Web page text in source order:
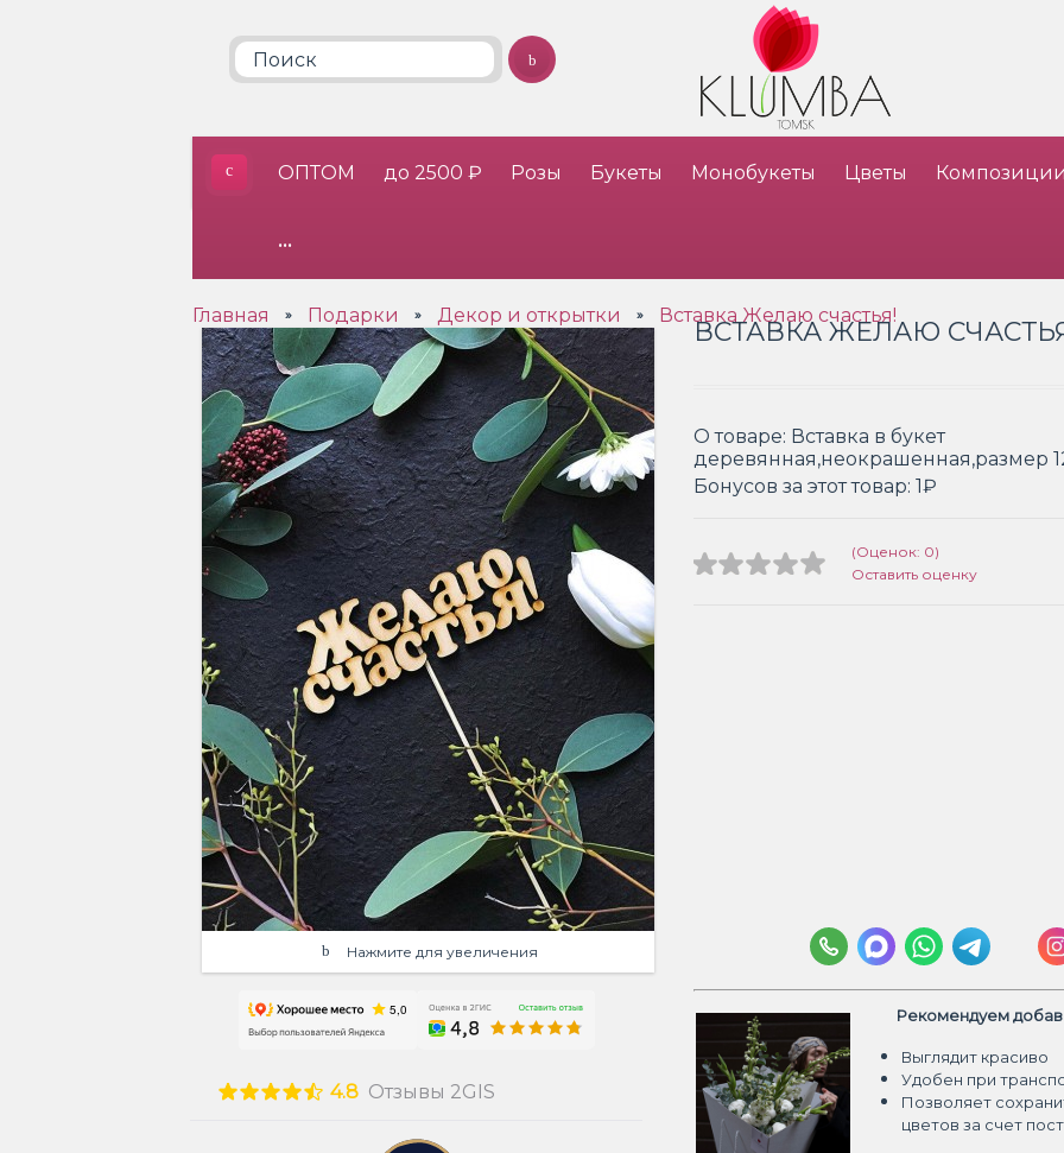
ОПТОМ до 2500 ₽ Розы Букеты Монобукеты Цветы
•••
Главная » Подарки » Декор и открытки » Вставка Желаю счастья!
Нажмите для увеличения
4.8 Отзывы 2GIS
ВСТАВКА ЖЕЛАЮ
О товаре: Вставка в букет
деревянная,неокрашенная,размер
Бонусов за этот товар: 1₽
(Оценок: 0)
Оставить оценку
Рекомендуем
Выглядит красиво
Удобен при
Позволяет
цветов за счет